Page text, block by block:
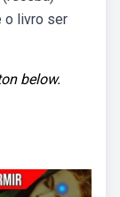
o livro ser
below.